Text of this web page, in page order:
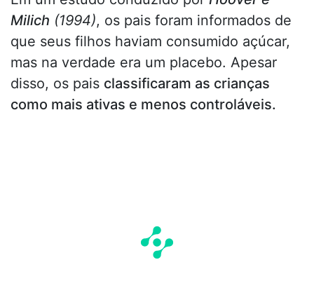
Milich (1994), os pais foram informados de
que seus filhos haviam consumido açúcar,
mas na verdade era um placebo. Apesar
disso, os pais classificaram as crianças
como mais ativas e menos controláveis.